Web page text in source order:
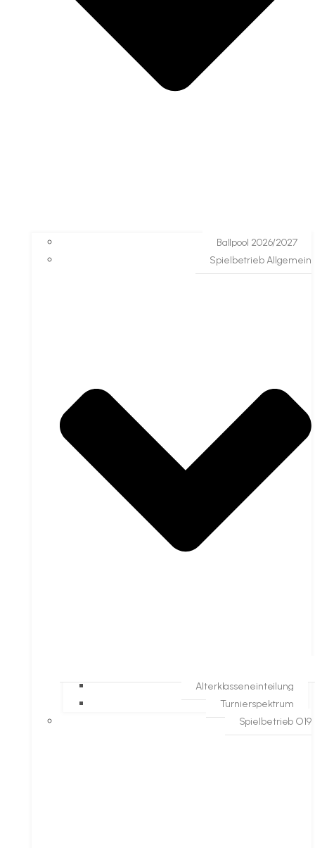
Ballpool 2026/2027
Spielbetrieb Allgemein
Alterklasseneinteilung
Turnierspektrum
Spielbetrieb O19